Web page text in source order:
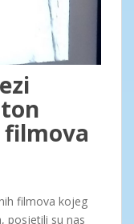
filmova kojeg
posjetili su nas